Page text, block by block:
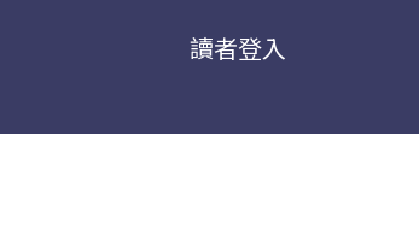
讀者登入